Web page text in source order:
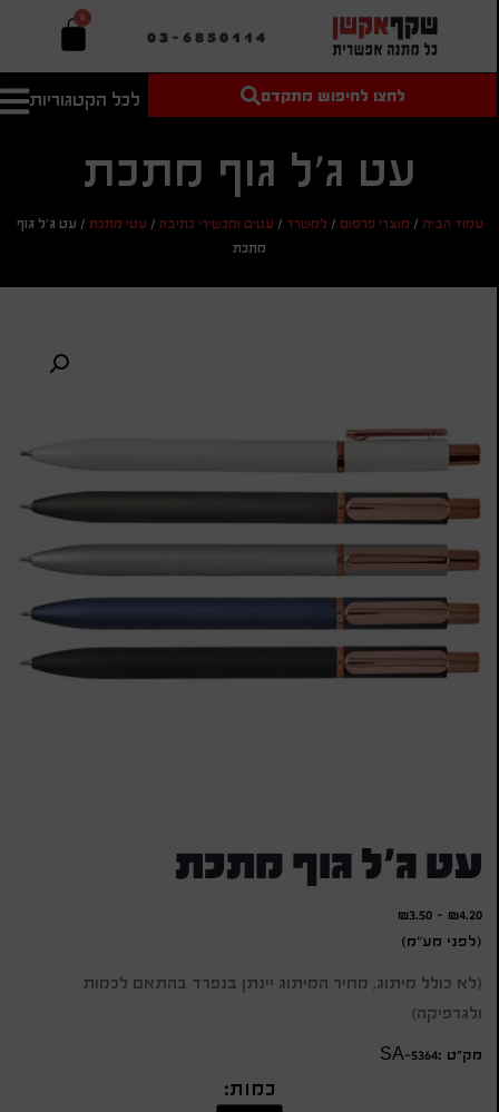
03-6850114
0
לכל הקטגוריות
טקסט חופשי
מחיר מיני'
חיפוש
אישית
לחצו לחיפוש מתקדם
עט ג'ל גוף מתכת
עמוד הבית/ מוצרי פרסום/ למשרד/ עטים ומכשירי כתיבה/ עטי מתכת/ עט ג'ל גוף
מתכת
עט ג'ל גוף מתכת
₪4.20
-
₪3.50
(לפני מע"מ)
(לא כולל מיתוג, מחיר המיתוג יינתן בנפרד בהתאם לכמות
ולגרפיקה)
מק״ט :SA-5364
כמות: